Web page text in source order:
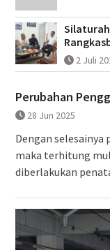
2 Juli
Perubahan
28 Jun 2025
Dengan selesainya
maka terhitung
diberlakukan